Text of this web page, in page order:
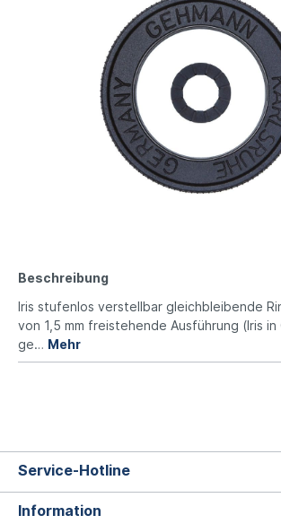
Beschreibung
Iris stufenlos verstellbar gleichbleibende
von 1,5 mm freistehende Ausführung (Iris in
ge… Mehr
Service-Hotline
Information